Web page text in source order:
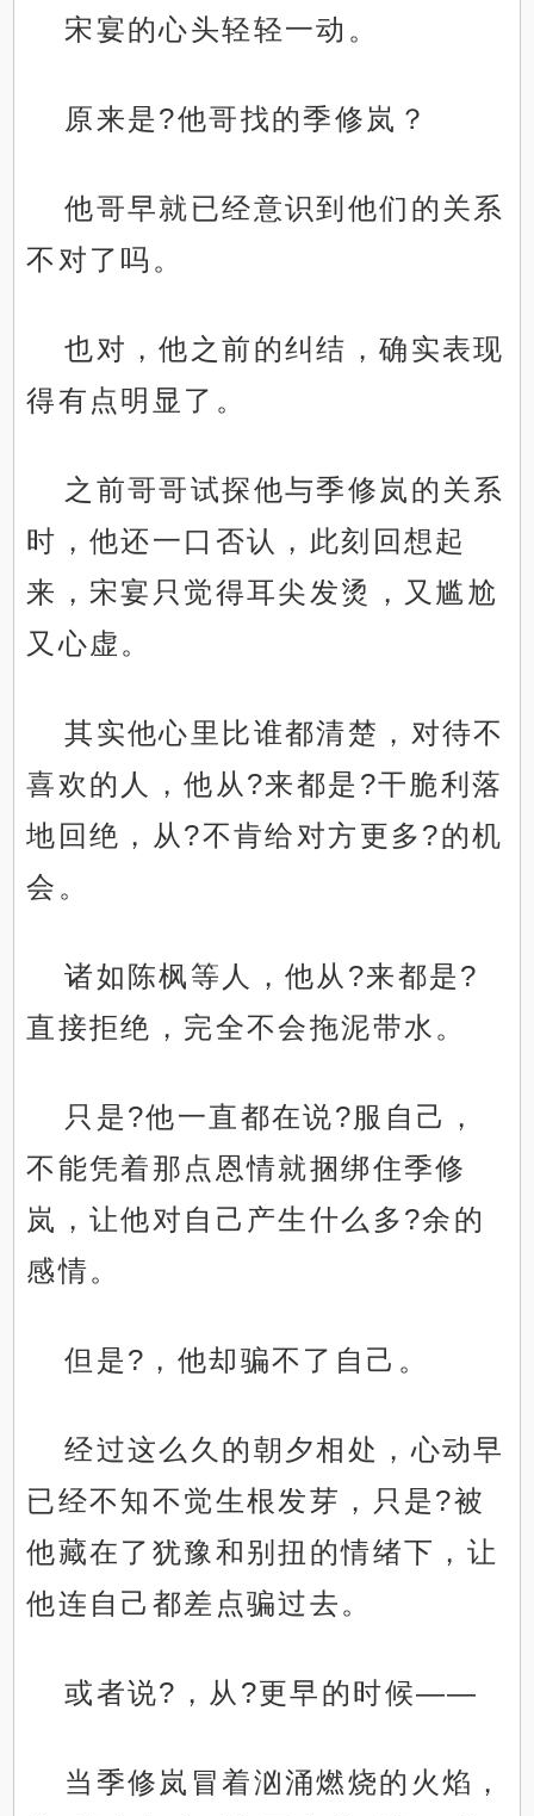
宋宴的心头轻轻一动。
原来是?他哥找的季修岚？
他哥早就已经意识到他们的关系
不对了吗。
也对，他之前的纠结，确实表现
得有点明显了。
之前哥哥试探他与季修岚的关系
时，他还一口否认，此刻回想起
来，宋宴只觉得耳尖发烫，又尴尬
又心虚。
其实他心里比谁都清楚，对待不
喜欢的人，他从?来都是?干脆利落
地回绝，从?不肯给对方更多?的机
会。
诸如陈枫等人，他从?来都是?
直接拒绝，完全不会拖泥带水。
只是?他一直都在说?服自己，
不能凭着那点恩情就捆绑住季修
岚，让他对自己产生什么多?余的
感情。
但是?，他却骗不了自己。
经过这么久的朝夕相处，心动早
已经不知不觉生根发芽，只是?被
他藏在了犹豫和别扭的情绪下，让
他连自己都差点骗过去。
或者说?，从?更早的时候——
当季修岚冒着汹涌燃烧的火焰，